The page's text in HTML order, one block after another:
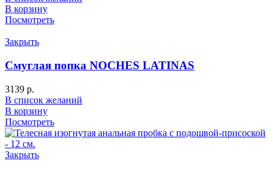
В корзину
Посмотреть
Закрыть
Смуглая попка NOCHES LATINAS
3139 р.
В список желаний
В корзину
Посмотреть
Закрыть